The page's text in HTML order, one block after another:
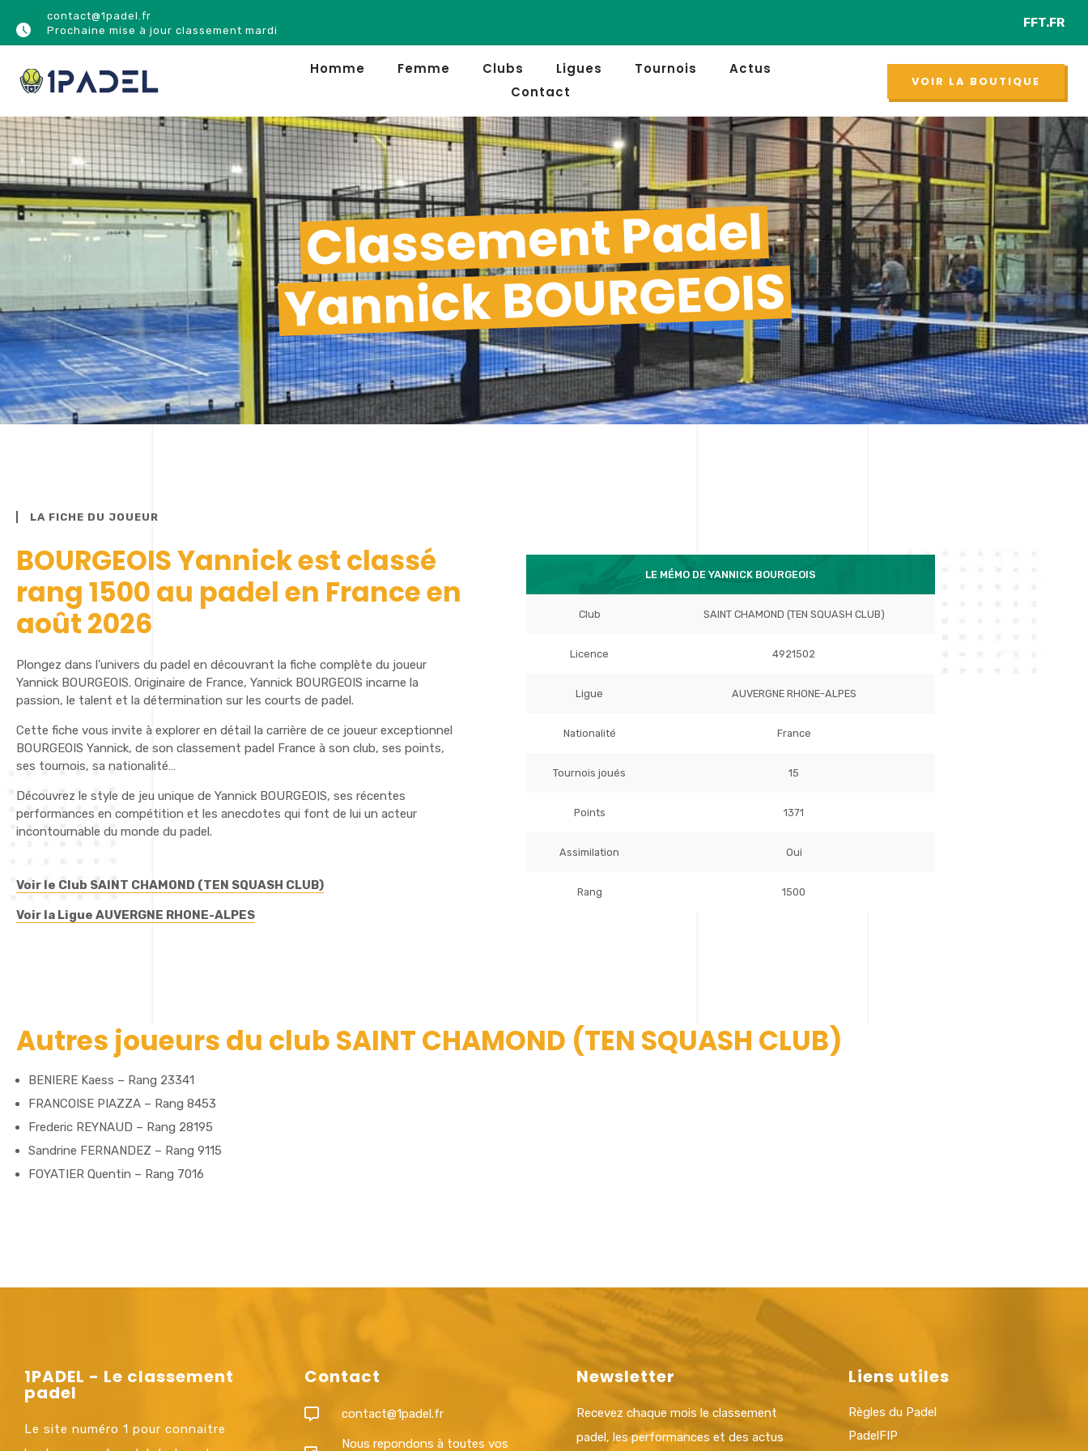
contact@1padel.fr
Prochaine mise à jour classement mardi
NOUVEAUFFT.FR
Homme Femme Clubs Ligues Tournois
Actus
Contact
VOIR LA BOUTIQUE
Classement Padel
Yannick BOURGEOIS
LA FICHE DU JOUEUR
BOURGEOIS Yannick est classé
rang 1500 au padel en France en
août 2026
Plongez dans l’univers du padel en découvrant la fiche complète du joueur
Yannick BOURGEOIS. Originaire de France, Yannick BOURGEOIS incarne la
passion, le talent et la détermination sur les courts de padel.
Cette fiche vous invite à explorer en détail la carrière de ce joueur exceptionnel
BOURGEOIS Yannick, de son classement padel France à son club, ses points,
ses tournois, sa nationalité…
Découvrez le style de jeu unique de Yannick BOURGEOIS, ses récentes
performances en compétition et les anecdotes qui font de lui un acteur
incontournable du monde du padel.
Voir le Club SAINT CHAMOND (TEN SQUASH CLUB)
Voir la Ligue AUVERGNE RHONE-ALPES
LE MÉMO DE YANNICK BOURGEOIS
Club SAINT CHAMOND (TEN SQUASH CLUB)
Licence 4921502
Ligue AUVERGNE RHONE-ALPES
Nationalité France
Tournois joués 15
Points 1371
Assimilation Oui
Rang 1500
Autres joueurs du club SAINT CHAMOND (TEN SQUASH CLUB)
BENIERE Kaess – Rang 23341
FRANCOISE PIAZZA – Rang 8453
Frederic REYNAUD – Rang 28195
Sandrine FERNANDEZ – Rang 9115
FOYATIER Quentin – Rang 7016
1PADEL - Le classement
padel
Le site numéro 1 pour connaitre
Contact
contact@1padel.fr
Nous repondons à toutes vos
Newsletter
Recevez chaque mois le classement
padel, les performances et des actus
Liens utiles
Règles du Padel
PadelFIP